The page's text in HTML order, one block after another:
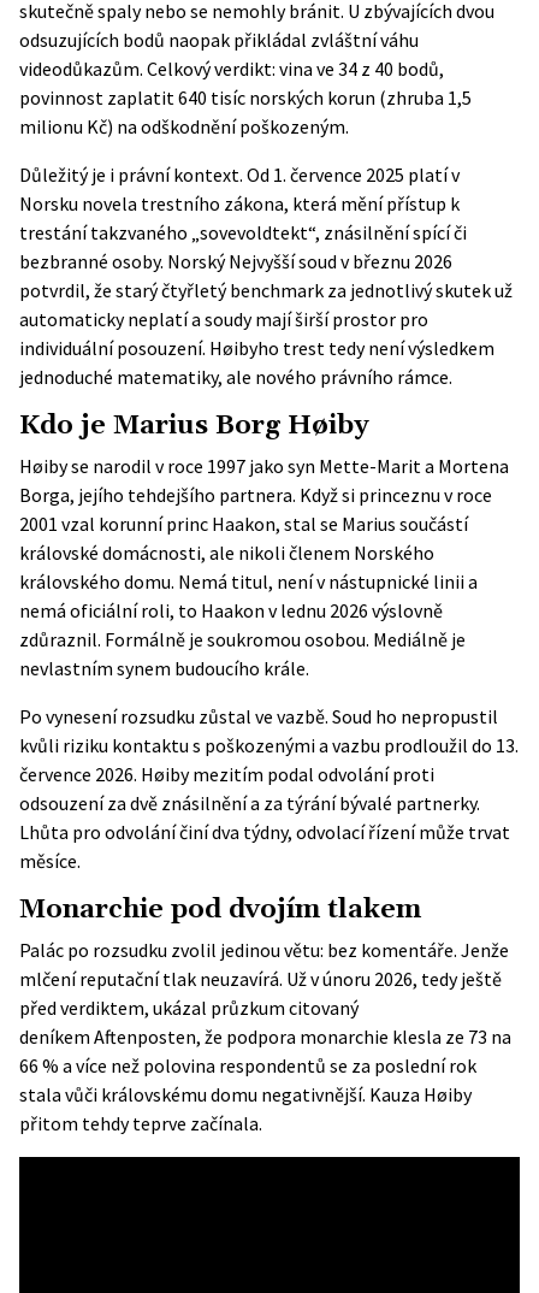
skutečně spaly nebo se nemohly bránit. U zbývajících dvou
odsuzujících bodů naopak přikládal zvláštní váhu
videodůkazům. Celkový verdikt: vina ve 34 z 40 bodů,
povinnost zaplatit 640 tisíc norských korun (zhruba 1,5
milionu Kč) na odškodnění poškozeným.
Důležitý je i právní kontext. Od 1. července 2025 platí v
Norsku novela trestního zákona, která mění přístup k
trestání takzvaného „sovevoldtekt“, znásilnění spící či
bezbranné osoby. Norský Nejvyšší soud v březnu 2026
potvrdil, že starý čtyřletý benchmark za jednotlivý skutek už
automaticky neplatí a soudy mají širší prostor pro
individuální posouzení. Høibyho trest tedy není výsledkem
jednoduché matematiky, ale nového právního rámce.
Kdo je Marius Borg Høiby
Høiby se narodil v roce 1997 jako syn Mette-Marit a Mortena
Borga, jejího tehdejšího partnera. Když si princeznu v roce
2001 vzal korunní princ Haakon, stal se Marius součástí
královské domácnosti, ale nikoli členem Norského
královského domu. Nemá titul, není v nástupnické linii a
nemá oficiální roli, to Haakon v lednu 2026 výslovně
zdůraznil. Formálně je soukromou osobou. Mediálně je
nevlastním synem budoucího krále.
Po vynesení rozsudku zůstal ve vazbě. Soud ho nepropustil
kvůli riziku kontaktu s poškozenými a vazbu prodloužil do 13.
července 2026. Høiby mezitím podal odvolání proti
odsouzení za dvě znásilnění a za týrání bývalé partnerky.
Lhůta pro odvolání činí dva týdny, odvolací řízení může trvat
měsíce.
Monarchie pod dvojím tlakem
Palác po rozsudku zvolil jedinou větu: bez komentáře. Jenže
mlčení reputační tlak neuzavírá. Už v únoru 2026, tedy ještě
před verdiktem, ukázal průzkum citovaný
deníkem Aftenposten, že podpora monarchie klesla ze 73 na
66 % a více než polovina respondentů se za poslední rok
stala vůči královskému domu negativnější. Kauza Høiby
přitom tehdy teprve začínala.